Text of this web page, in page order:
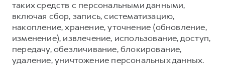
таких средств с персональными данными,
включая сбор, запись, систематизацию,
накопление, хранение, уточнение (обновление,
изменение), извлечение, использование, доступ,
передачу, обезличивание, блокирование,
удаление, уничтожение персональных данных.